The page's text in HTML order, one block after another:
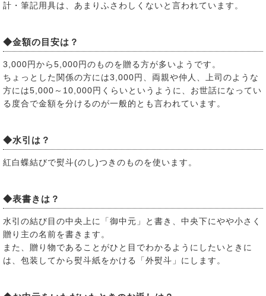
計・筆記用具は、あまりふさわしくないと言われています。
◆金額の目安は？
3,000円から5,000円のものを贈る方が多いようです。
ちょっとした関係の方には3,000円、両親や仲人、上司のような
方には5,000～10,000円くらいというように、お世話になってい
る度合で金額を分けるのが一般的とも言われています。
◆水引は？
紅白蝶結びで熨斗(のし)つきのものを使います。
◆表書きは？
水引の結び目の中央上に「御中元」と書き、中央下にやや小さく
贈り主の名前を書きます。
また、贈り物であることがひと目でわかるようにしたいときに
は、包装してから熨斗紙をかける「外熨斗」にします。